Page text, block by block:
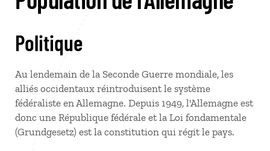
Politique
Au lendemain de la Seconde Guerre mondiale, les
alliés occidentaux réintroduisent le système
fédéraliste en Allemagne. Depuis 1949, l'Allemagne est
donc une République fédérale et la Loi fondamentale
(Grundgesetz) est la constitution qui régit le pays.